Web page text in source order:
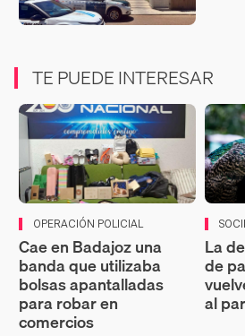
TE PUEDE INTERESAR
OPERACIÓN POLICIAL
Cae en Badajoz una
banda que utilizaba
bolsas apantalladas
para robar en
comercios
La
de
al